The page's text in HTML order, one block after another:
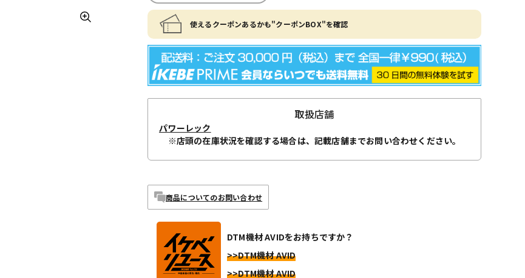
使えるクーポンあるかも"クーポンBOX"を確認
取扱店舗
パワーレック
※店頭の在庫状況を確認する場合は、記載店舗までお問い合わせください。
商品についてのお問い合わせ
DTM機材 AVIDをお持ちですか？
>>DTM機材 AVID
>>DTM機材 AVID